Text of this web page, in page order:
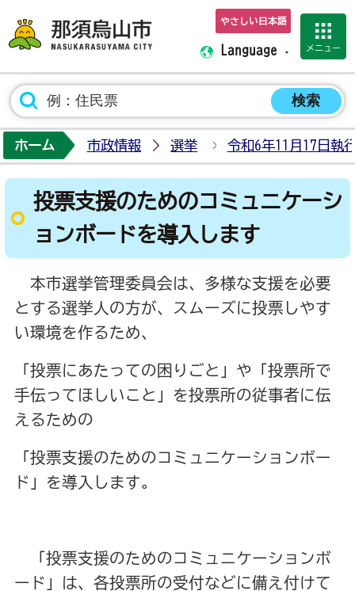
那須烏山市ホーム
やさしい日本語
Language メニュー
ホーム 市政情報 選挙 令和6年11月17日執
投票支援のためのコミュニケーシ
ョンボードを導入します
本市選挙管理委員会は、多様な支援を必要
とする選挙人の方が、スムーズに投票しやす
い環境を作るため、
「投票にあたっての困りごと」や「投票所で
手伝ってほしいこと」を投票所の従事者に伝
えるための
「投票支援のためのコミュニケーションボー
ド」を導入します。
「投票支援のためのコミュニケーションボ
ード」は、各投票所の受付などに備え付けて